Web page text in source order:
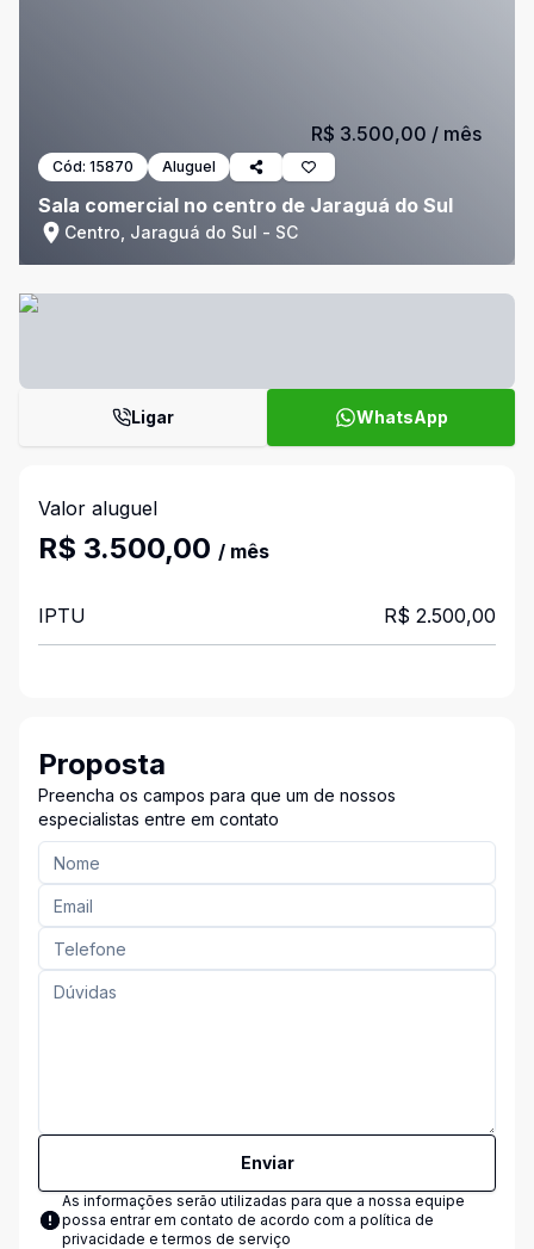
Cód: 15870 Aluguel
Sala comercial no centro de Jaraguá do Sul
Centro, Jaraguá do Sul - SC
R$ 3.500,00 / mês
Ligar WhatsApp
Valor aluguel
R$ 3.500,00 / mês
IPTU R$ 2.500,00
Proposta
Preencha os campos para que um de nossos
especialistas entre em contato
Enviar
As informações serão utilizadas para que a nossa equipe
possa entrar em contato de acordo com a política de
privacidade e termos de serviço